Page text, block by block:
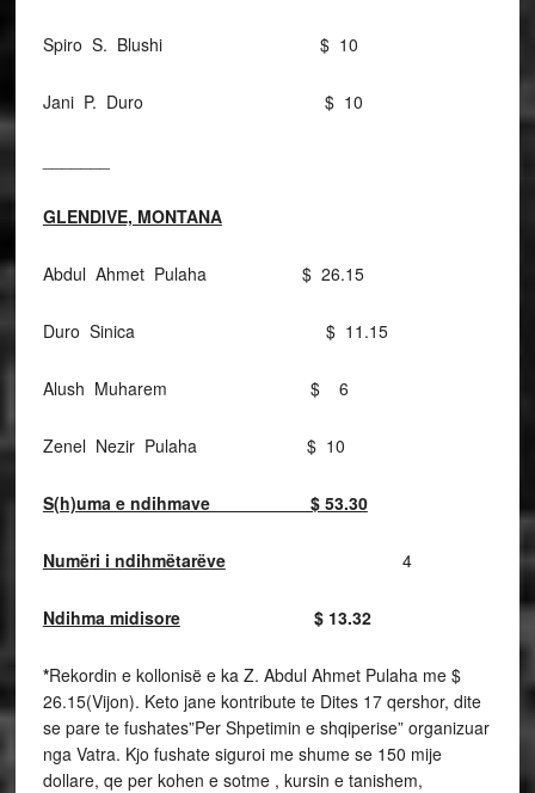
Spiro S. Blushi $ 10
Jani P. Duro $ 10
GLENDIVE, MONTANA
Abdul Ahmet Pulaha $ 26.15
Duro Sinica $ 11.15
Alush Muharem $ 6
Zenel Nezir Pulaha $ 10
S(h)uma e ndihmave $ 53.30
Numëri i ndihmëtarëve4
Ndihma midisore$ 13.32
*Rekordin e kollonisë e ka Z. Abdul Ahmet Pulaha me $
26.15(Vijon). Keto jane kontribute te Dites 17 qershor, dite
se pare te fushates”Per Shpetimin e shqiperise” organizuar
nga Vatra. Kjo fushate siguroi me shume se 150 mije
dollare, qe per kohen e sotme , kursin e tanishem,